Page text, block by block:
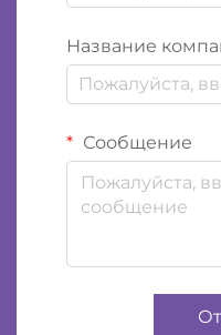
Название
Сообщение